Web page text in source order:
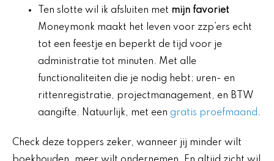
Ten slotte wil ik afsluiten met mijn favoriet
Moneymonk maakt het leven voor zzp’ers echt
tot een feestje en beperkt de tijd voor je
administratie tot minuten. Met alle
functionaliteiten die je nodig hebt; uren- en
rittenregistratie, projectmanagement, en BTW
aangifte. Natuurlijk, met een gratis proefmaand .
Check deze toppers zeker, wanneer jij minder wilt